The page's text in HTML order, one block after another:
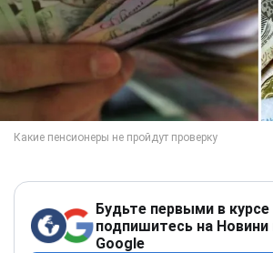
Будьте первыми в курсе
подпишитесь на Новини
Google